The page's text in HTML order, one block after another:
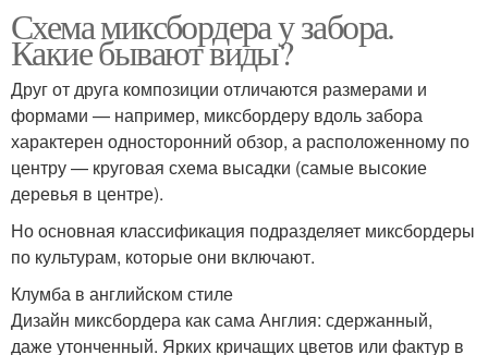
Схема миксбордера у забора.
Какие бывают виды?
Друг от друга композиции отличаются размерами и
формами — например, миксбордеру вдоль забора
характерен односторонний обзор, а расположенному по
центру — круговая схема высадки (самые высокие
деревья в центре).
Но основная классификация подразделяет миксбордеры
по культурам, которые они включают.
Клумба в английском стиле
Дизайн миксбордера как сама Англия: сдержанный,
даже утонченный. Ярких кричащих цветов или фактур в